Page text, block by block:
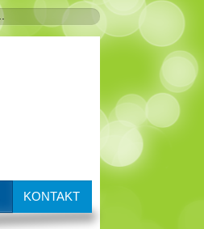
KONTAKT